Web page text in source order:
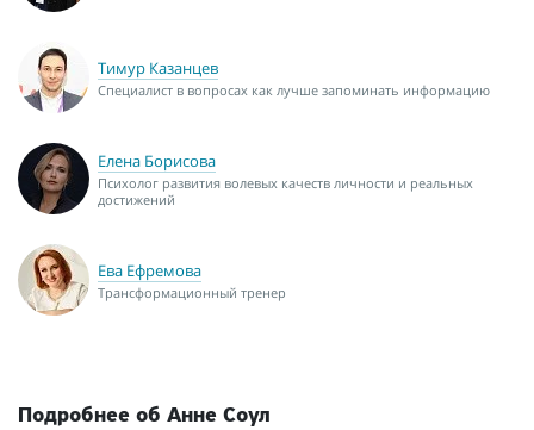
Тимур Казанцев
Специалист в вопросах как лучше запоминать информацию
Елена Борисова
Психолог развития волевых качеств личности и реальных
достижений
Ева Ефремова
Трансформационный тренер
Подробнее об Анне Соул